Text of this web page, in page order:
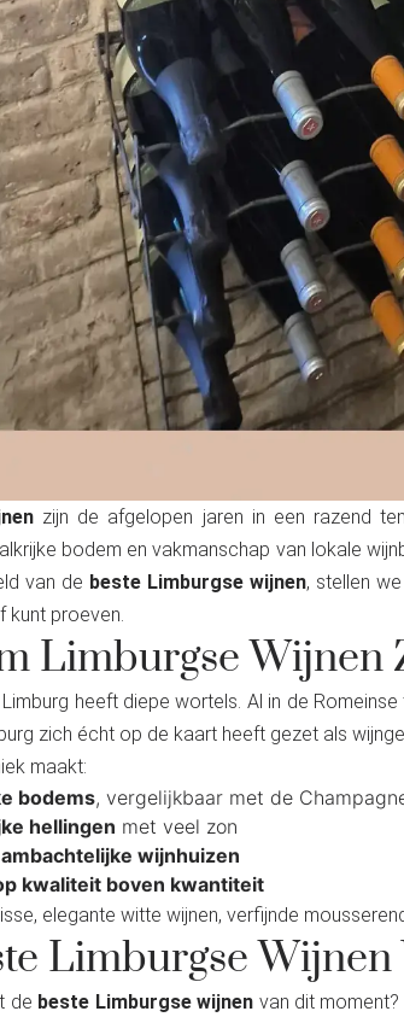
zijn de afgelopen jaren in een razend
bodem en vakmanschap van lokale
van de beste Limburgse wijnen, stellen
kunt proeven.
Limburgse Wijnen
heeft diepe wortels. Al in de
zich écht op de kaart heeft gezet als
maakt:
bodems, vergelijkbaar met de
hellingen met veel zon
wijnhuizen
kwaliteit boven kwantiteit
elegante witte wijnen, verfijnde
Limburgse
de beste Limburgse wijnen van dit